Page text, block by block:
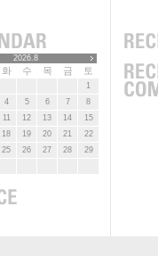
2026.8
화 수 목 금 토
1
4 5 6 7
8
11 12 13 14
15
18 19 20 21
22
25 26 27 28
29